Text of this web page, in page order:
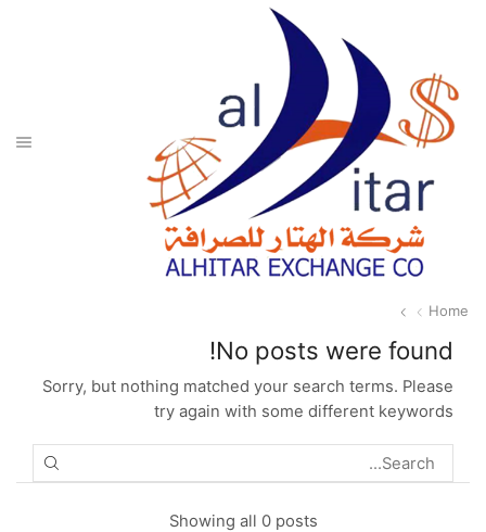
Home
No posts were found!
Sorry, but nothing matched your search terms. Please
try again with some different keywords
Showing all 0 posts